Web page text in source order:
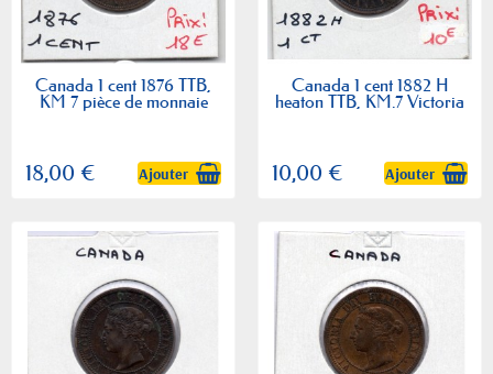
Canada 1 cent 1876 TTB,
KM 7 pièce de monnaie
18,00 € Ajouter
Canada 1 cent 1882 H
heaton TTB, KM.7 Victoria
10,00 € Ajouter